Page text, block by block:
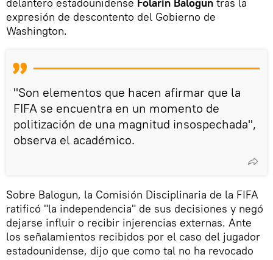
expresión de descontento del Gobierno de
Washington.
"Son elementos que hacen afirmar que la
FIFA se encuentra en un momento de
politización de una magnitud insospechada",
observa el académico.
Sobre Balogun, la Comisión Disciplinaria de la FIFA
ratificó "la independencia" de sus decisiones y negó
dejarse influir o recibir injerencias externas. Ante
los señalamientos recibidos por el caso del jugador
estadounidense, dijo que como tal no ha revocado